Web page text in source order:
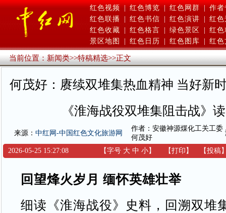
红色视频 | 红色博览 | 红色网群 | 作者
红色联播
红色书信 红色演讲
红色
红色收藏
红色格言 绿色景区
红色
景区地图
红色日历 红色图库 红色
当前位置：新闻类>>特稿精选>>正文
何茂好：赓续双堆集热血精神 当好
《淮海战役双堆集阻击战》
来源： 中红网-中国红色文化旅游网
作者：安徽神源煤化工关工委
何茂好
2026-05-25 15:27:08 【字号 大 中 小】 【打印 】 【投稿
回望烽火岁月 缅怀英雄壮举
细读《淮海战役》史料，回溯双堆